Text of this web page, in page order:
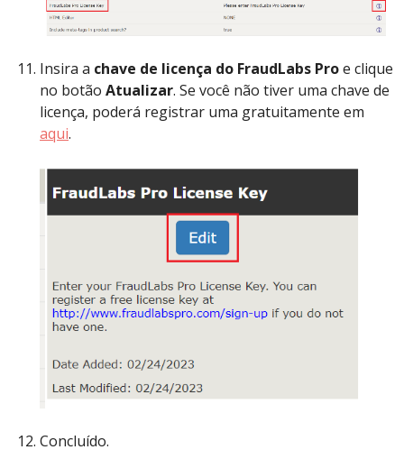
Insira a chave de licença do FraudLabs Proe clique
no botão Atualizar. Se você não tiver uma chave de
licença, poderá registrar uma gratuitamente em
aqui.
Concluído.